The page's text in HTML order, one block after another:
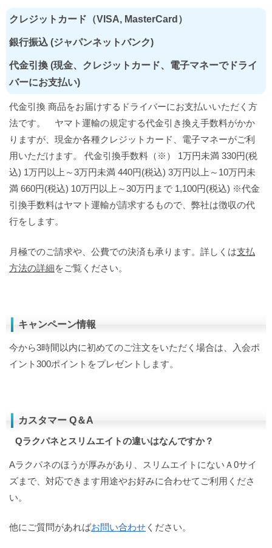
クレジットカード（VISA, MasterCard）
銀行振込 (ジャパンネットバンク)
代金引換 (現金、クレジットカード、電子マネーでドライ
バーにお支払い)
代金引換 商品をお届けするドライバーにお支払いいただく方
法です。 ヤマト運輸の規定する代金引き換え手数料がかか
りますが、現金か各種クレジットカード、電子マネーがご利
用いただけます。 代金引換手数料（※） 1万円未満 330円(税
込) 1万円以上～3万円未満 440円(税込) 3万円以上～10万円未
満 660円(税込) 10万円以上～30万円まで 1,100円(税込) ※代金
引換手数料はヤマト運輸が請求するもので、弊社は徴収の代
行をします。
月極でのご請求や、公費での決済も承ります。詳しくは支払
方法の詳細をご覧ください。
キャンペーン情報
今から3時間以内に初めてのご注文をいただく場合は、入会ポ
イント300ポイントをプレゼントします。
カスタマー Q＆A
Qラクパネとスリムエイトの違いはなんですか？
Aラクパネのほうが厚みがあり、スリムエイトにないＡ0サイ
ズまで、対応できます用途やお好みに合わせてご利用くださ
い。
他にご質問があればお問い合わせ ください。